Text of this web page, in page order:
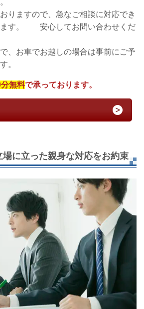
りますので、急なご相談に対応でき
ます。 安心してお問い合わせくだ
、お車でお越しの場合は事前にご予
。
無料で承っております。
場に立った親身な対応をお約束